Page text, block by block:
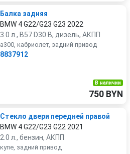
Балка задняя
BMW 4 G22/G23 G23 2022
3.0 л., B57 D30 B, дизель, АКПП
a300, кабриолет, задний привод
8837912
В наличии
750 BYN
Стекло двери передней правой
BMW 4 G22/G23 G22 2021
2.0 л., бензин, АКПП
купе, задний привод